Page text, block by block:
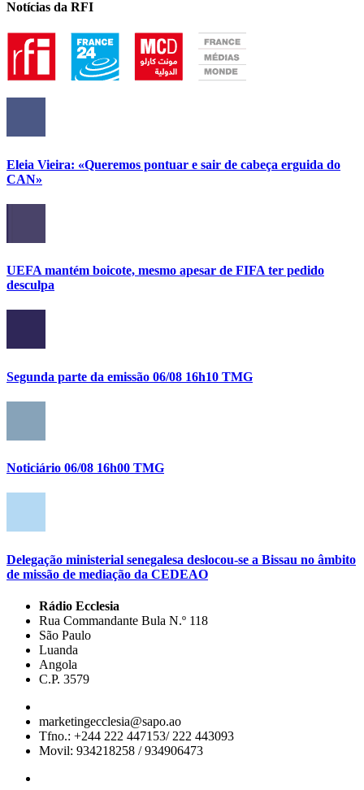
Notícias da RFI
Eleia Vieira: «Queremos pontuar e sair de cabeça erguida do
CAN»
UEFA mantém boicote, mesmo apesar de FIFA ter pedido
desculpa
Segunda parte da emissão 06/08 16h10 TMG
Noticiário 06/08 16h00 TMG
Delegação ministerial senegalesa deslocou-se a Bissau no âmbito
de missão de mediação da CEDEAO
Rádio Ecclesia
Rua Commandante Bula N.º 118
São Paulo
Luanda
Angola
C.P. 3579
marketingecclesia@sapo.ao
Tfno.: +244 222 447153/ 222 443093
Movil: 934218258 / 934906473